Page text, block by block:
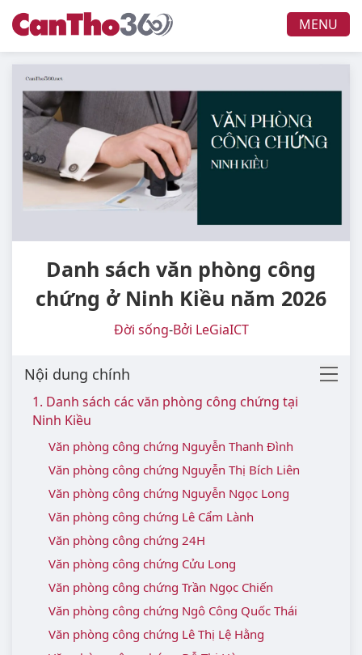
MENU
Danh sách văn phòng công
chứng ở Ninh Kiều năm 2026
Đời sống-Bởi LeGiaICT
Nội dung chính
1. Danh sách các văn phòng công chứng tại
Ninh Kiều
Văn phòng công chứng Nguyễn Thanh Đình
Văn phòng công chứng Nguyễn Thị Bích Liên
Văn phòng công chứng Nguyễn Ngọc Long
Văn phòng công chứng Lê Cẩm Lành
Văn phòng công chứng 24H
Văn phòng công chứng Cửu Long
Văn phòng công chứng Trần Ngọc Chiến
Văn phòng công chứng Ngô Công Quốc Thái
Văn phòng công chứng Lê Thị Lệ Hằng